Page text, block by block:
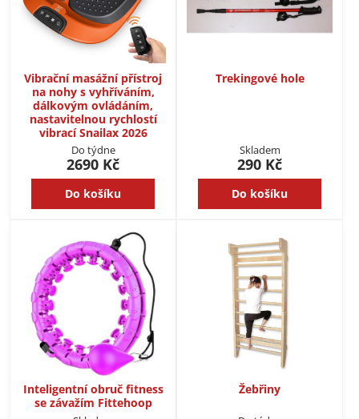
Vibrační masážní přístroj
na nohy s vyhříváním,
dálkovým ovládáním,
nastavitelnou rychlostí
vibrací Snailax 2026
Do týdne
2690 Kč
Do košíku
Trekingové hole
Skladem
290 Kč
Do košíku
Inteligentní obruč fitness
se závažím Fittehoop
Žebřiny